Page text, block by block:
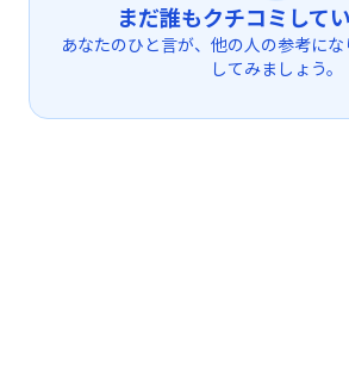
まだ誰もクチコミして
あなたのひと言が、他の人の参考に
してみましょう。